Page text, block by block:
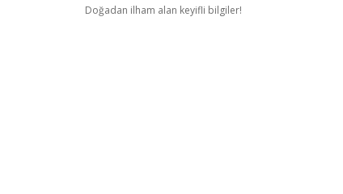
Doğadan ilham alan keyifli bilgiler!